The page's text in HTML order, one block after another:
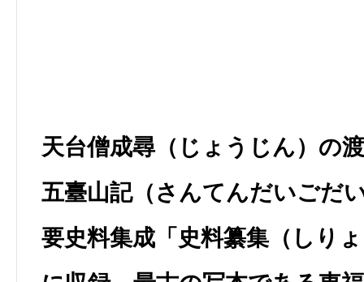
天台僧成尋（じょうじん）の
五臺山記（さんてんだいごだ
要史料集成「史料纂集（しり